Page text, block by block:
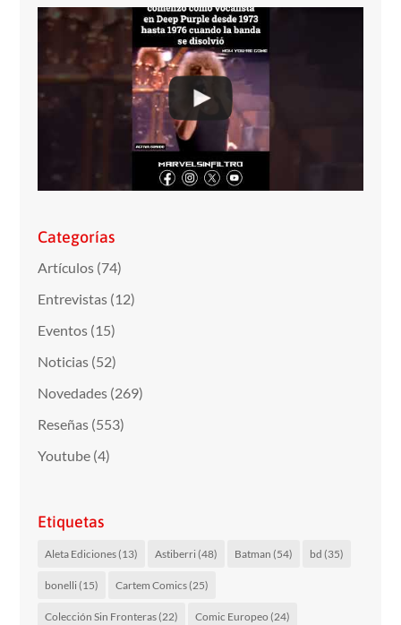
Categorías
Artículos (74)
Entrevistas (12)
Eventos (15)
Noticias (52)
Novedades (269)
Reseñas (553)
Youtube (4)
Etiquetas
Aleta Ediciones(13) Astiberri(48) Batman (54) bd (35)
bonelli(15) Cartem Comics(25)
Colección Sin Fronteras(22) Comic Europeo (24)